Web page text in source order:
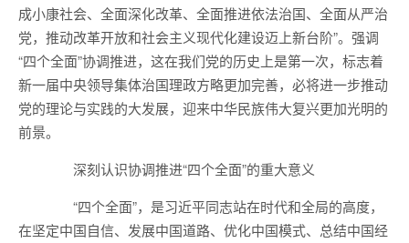
成小康社会、全面深化改革、全面推进依法治国、全面从严治
党，推动改革开放和社会主义现代化建设迈上新台阶”。强调
“四个全面”协调推进，这在我们党的历史上是第一次，标志着
新一届中央领导集体治国理政方略更加完善，必将进一步推动
党的理论与实践的大发展，迎来中华民族伟大复兴更加光明的
前景。
深刻认识协调推进“四个全面”的重大意义
“四个全面”，是习近平同志站在时代和全局的高度，
在坚定中国自信、发展中国道路、优化中国模式、总结中国经